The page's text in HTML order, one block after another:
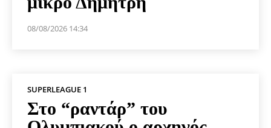
08/08/2026 14:34
SUPERLEAGUE 1
Στο “ραντάρ” του